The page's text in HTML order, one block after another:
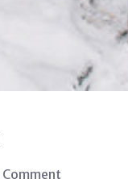
Comment